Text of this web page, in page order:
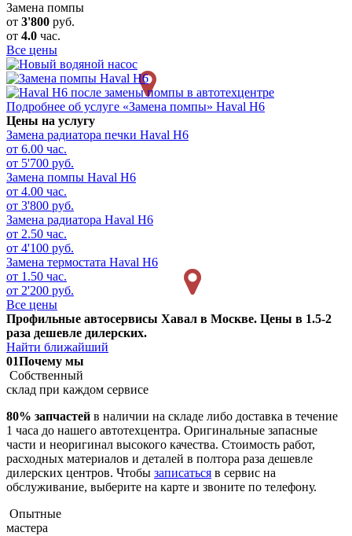
Замена помпы
от 3'800 руб.
от 4.0 час.
Все цены
Подробнее об услуге «Замена помпы» Haval H6
Цены на услугу
Замена радиатора печки Haval H6
от 6.00 час.
от 5'700 руб.
Замена помпы Haval H6
от 4.00 час.
от 3'800 руб.
Замена радиатора Haval H6
от 2.50 час.
от 4'100 руб.
Замена термостата Haval H6
от 1.50 час.
от 2'200 руб.
Все цены
Профильные автосервисы Хавал в Москве. Цены в 1.5-2
раза дешевле дилерских.
Найти ближайший
01Почему мы
Собственный
склад при каждом сервисе
80% запчастей в наличии на складе либо доставка в течение
1 часа до нашего автотехцентра. Оригинальные запасные
части и неоригинал высокого качества. Стоимость работ,
расходных материалов и деталей в полтора раза дешевле
дилерских центров. Чтобы записаться в сервис на
обслуживание, выберите на карте и звоните по телефону.
Опытные
мастера